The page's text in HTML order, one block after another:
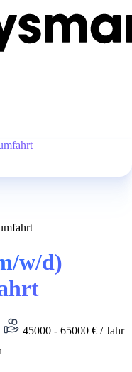
w/d)
45000 - 65000 € / Jahr